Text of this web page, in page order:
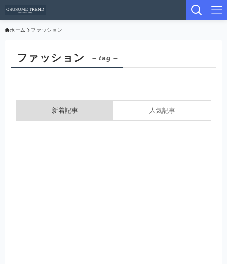
ホーム ファッション
ファッション – tag –
新着記事 人気記事